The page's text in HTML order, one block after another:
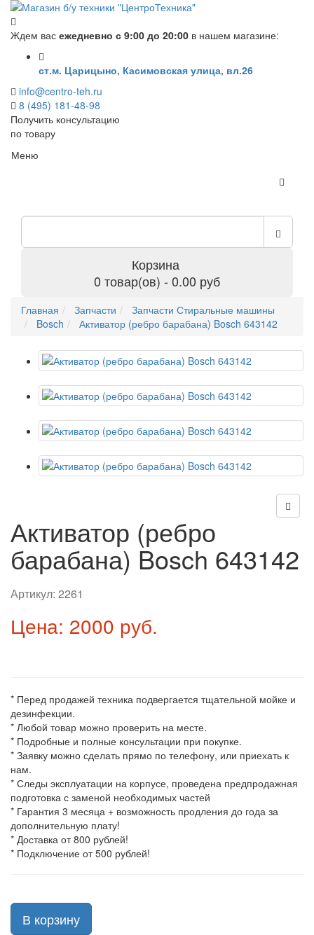
Ждем вас ежедневно с 9:00 до 20:00 в нашем магазине:
ст.м. Царицыно, Касимовская улица, вл.26
info@centro-teh.ru
8 (495) 181-48-98
Получить консультацию
по товару
Меню
Корзина
0 товар(ов) - 0.00 руб
Главная Запчасти
Запчасти Стиральные машины
Bosch
Активатор (ребро барабана) Bosch 643142
Активатор (ребро
барабана) Bosch 643142
Артикул: 2261
Цена: 2000 руб.
* Перед продажей техника подвергается тщательной мойке и
дезинфекции.
* Любой товар можно проверить на месте.
* Подробные и полные консультации при покупке.
* Заявку можно сделать прямо по телефону, или приехать к
нам.
* Следы эксплуатации на корпусе, проведена предпродажная
подготовка с заменой необходимых частей
* Гарантия 3 месяца + возможность продления до года за
дополнительную плату!
* Доставка от 800 рублей!
* Подключение от 500 рублей!
В корзину